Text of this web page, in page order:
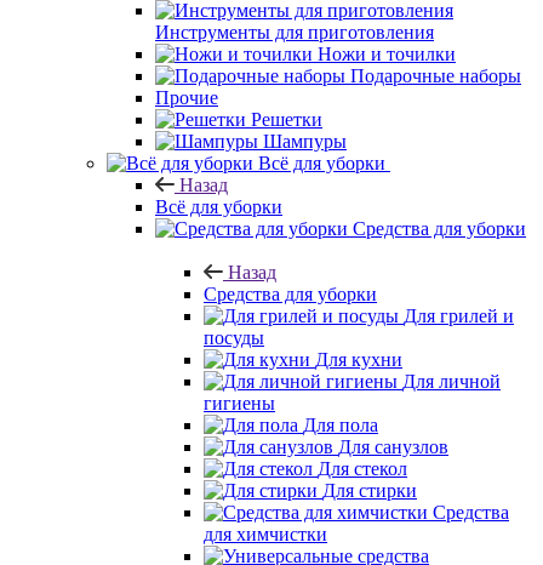
Инструменты для приготовления
Ножи и точилки
Подарочные наборы
Прочие
Решетки
Шампуры
Всё для уборки
Назад
Всё для уборки
Средства для уборки
Назад
Средства для уборки
Для грилей и
посуды
Для кухни
Для личной
гигиены
Для пола
Для санузлов
Для стекол
Для стирки
Средства
для химчистки